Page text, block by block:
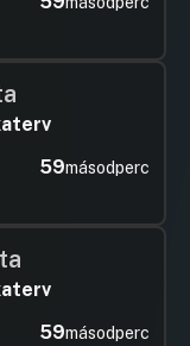
59másodperc
59másodperc